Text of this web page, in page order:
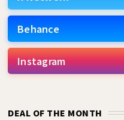
Behance
Instagram
DEAL OF THE MONTH